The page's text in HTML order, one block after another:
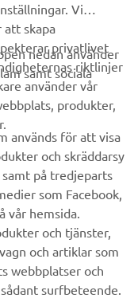
Vi
att skapa
privatlivet
riktlinjer
använder vår
produkter,
nedan använder
samt sociala
används för att visa
och skräddarsy
på tredjeparts
som Facebook,
vår hemsida.
och tjänster,
och artiklar som
webbplatser och
surfbeteende.